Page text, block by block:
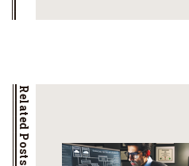
Related Posts